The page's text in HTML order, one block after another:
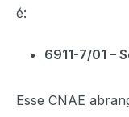
é:
6911-7/01 –
Esse CNAE